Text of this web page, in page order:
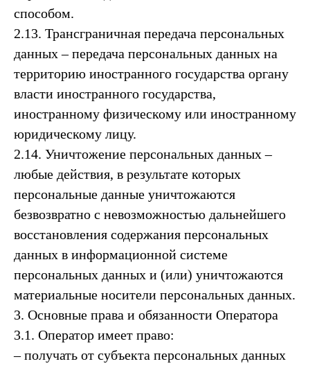
способом.
2.13. Трансграничная передача персональных
данных – передача персональных данных на
территорию иностранного государства органу
власти иностранного государства,
иностранному физическому или иностранному
юридическому лицу.
2.14. Уничтожение персональных данных –
любые действия, в результате которых
персональные данные уничтожаются
безвозвратно с невозможностью дальнейшего
восстановления содержания персональных
данных в информационной системе
персональных данных и (или) уничтожаются
материальные носители персональных данных.
3. Основные права и обязанности Оператора
3.1. Оператор имеет право:
– получать от субъекта персональных данных